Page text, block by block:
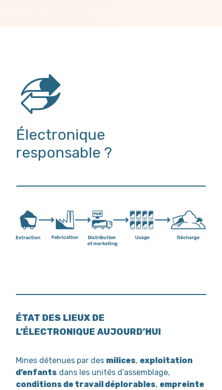
Électronique
responsable ?
ÉTAT DES LIEUX DE
L’ÉLECTRONIQUE AUJOURD’HUI
Mines détenues par des milices, exploitation
d’enfants dans les unités d’assemblage,
conditions de travail déplorables, empreinte